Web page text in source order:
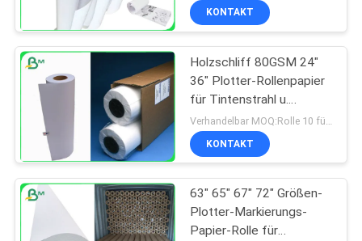
KONTAKT
Holzschliff 80GSM 24"
36" Plotter-Rollenpapier
für Tintenstrahl u.
Pringting-Industrie
Verhandelbar MOQ:Rolle 10 für Standardgröße
KONTAKT
63" 65" 67" 72" Größen-
Plotter-Markierungs-
Papier-Rolle für